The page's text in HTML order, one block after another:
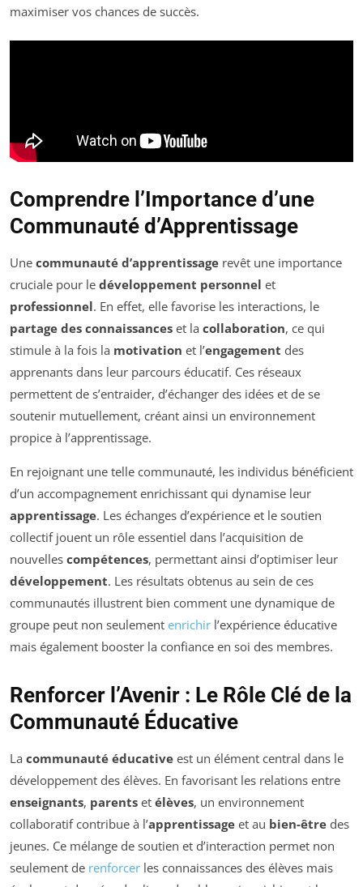
maximiser vos chances de succès.
Comprendre l’Importance d’une
Communauté d’Apprentissage
Une communauté d’apprentissage revêt une importance
cruciale pour le développement personnel et
professionnel. En effet, elle favorise les interactions, le
partage des connaissances et la collaboration, ce qui
stimule à la fois la motivation et l’engagement des
apprenants dans leur parcours éducatif. Ces réseaux
permettent de s’entraider, d’échanger des idées et de se
soutenir mutuellement, créant ainsi un environnement
propice à l’apprentissage.
En rejoignant une telle communauté, les individus bénéficient
d’un accompagnement enrichissant qui dynamise leur
apprentissage. Les échanges d’expérience et le soutien
collectif jouent un rôle essentiel dans l’acquisition de
nouvelles compétences, permettant ainsi d’optimiser leur
développement. Les résultats obtenus au sein de ces
communautés illustrent bien comment une dynamique de
groupe peut non seulement enrichir l’expérience éducative
mais également booster la confiance en soi des membres.
Renforcer l’Avenir : Le Rôle Clé de la
Communauté Éducative
La communauté éducative est un élément central dans le
développement des élèves. En favorisant les relations entre
enseignants, parents et élèves, un environnement
collaboratif contribue à l’apprentissage et au bien-être des
jeunes. Ce mélange de soutien et d’interaction permet non
seulement de renforcer les connaissances des élèves mais